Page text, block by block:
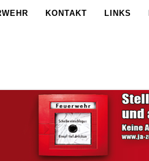
KONTAKT LINKS